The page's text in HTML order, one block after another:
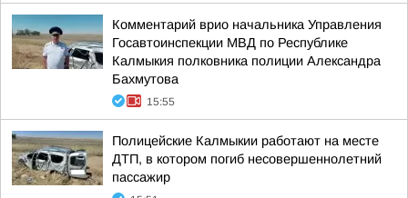
Комментарий врио начальника Управления
Госавтоинспекции МВД по Республике
Калмыкия полковника полиции Александра
Бахмутова
15:55
Полицейские Калмыкии работают на месте
ДТП, в котором погиб несовершеннолетний
пассажир